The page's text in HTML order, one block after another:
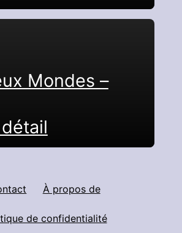
Mondes –
À propos de
de confidentialité